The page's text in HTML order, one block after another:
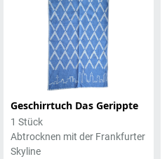
Geschirrtuch Das Gerippte
1 Stück
Abtrocknen mit der Frankfurter
Skyline